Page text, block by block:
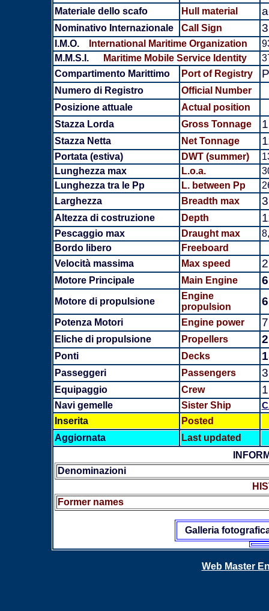
Materiale dello scafo Hull material
Nominativo Internazionale Call Sign
I.M.O. International Maritime Organization
M.M.S.I.
Maritime Mobile Service Identity
Compartimento Marittimo
Port of Registry
Numero di Registro
Official Number
Posizione attuale
Actual position
Stazza Lorda
Gross Tonnage
Stazza Netta Net Tonnage
Portata (estiva) DWT (summer)
Lunghezza max
L.o.a.
Lunghezza tra le Pp
L. between Pp
Larghezza
Breadth max
Altezza di costruzione Depth
Pescaggio max Draught max
Bordo libero
Freeboard
Velocità massima
Max speed
Motore Principale Main Engine
Motore di propulsione
Engine
propulsion
6
Potenza Motori Engine power
Eliche di propulsione Propellers 2
Ponti Decks
Passeggeri Passengers
Equipaggio Crew
Navi gemelle Sister Ship
Inserita
Posted
Aggiornata
Last updated
Denominazioni
Former names
Galleria
Web Master